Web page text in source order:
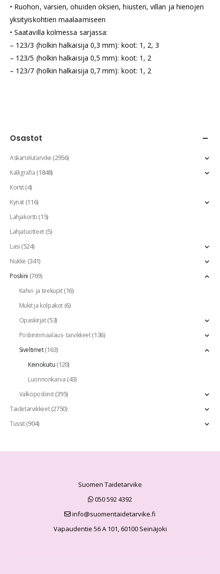
• Ruohon, varsien, ohuiden oksien, hiusten, villan ja hienojen
yksityiskohtien maalaamiseen
• Saatavilla kolmessa sarjassa:
– 123/3 (holkin halkaisija 0,3 mm): koot: 1, 2, 3
– 123/5 (holkin halkaisija 0,5 mm): koot: 1, 2
– 123/7 (holkin halkaisija 0,7 mm): koot: 1, 2
Osastot
Askartelutarvike(2956)
Kalligrafia(1848)
Kortit(4)
Kynät(116)
Lahjakortti(15)
Lahjatuotteet(5)
Lasi(524)
Nukke (341)
Posliini (769)
Kahvi- ja teekupit(16)
Mukit ja kolpakot(6)
Opaskirjat(53)
Posliininmaalaus- tarvikkeet(136)
Siveltimet(163)
Keinokuitu(120)
Luonnonkarva(43)
Valkoposliinit(395)
Taidetarvikkeet(2750)
Tussit(904)
Suomen Taidetarvike
050 592 4392
info@suomentaidetarvike.fi
Vapaudentie 56 A 101, 60100 Seinäjoki